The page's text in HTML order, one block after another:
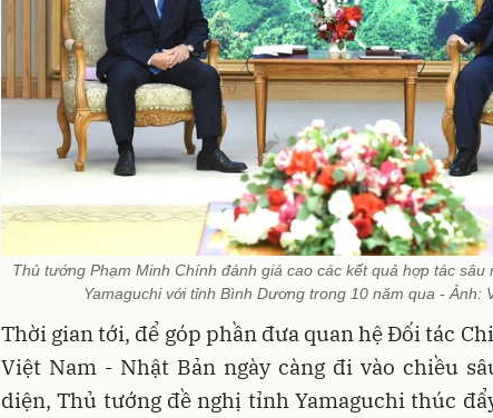
Thủ tướng Phạm Minh Chính đánh giá cao các kết quả hợp tác sâu
Yamaguchi với tỉnh Bình Dương trong 10 năm qua - Ảnh:
Thời gian tới, để góp phần đưa quan hệ Đối tác
Việt Nam - Nhật Bản ngày càng đi vào chiều
diện, Thủ tướng đề nghị tỉnh Yamaguchi thúc